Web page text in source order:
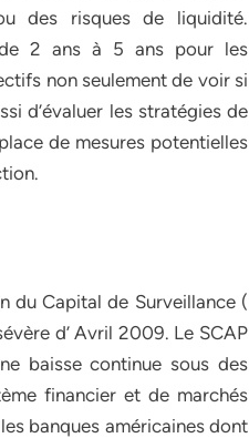
des risques de liquidité.
de 2 ans à 5 ans pour les
non seulement de voir si
d’évaluer les stratégies de
de mesures potentielles
du Capital de Surveillance (
d’ Avril 2009. Le SCAP
baisse continue sous des
financier et de marchés
banques américaines dont